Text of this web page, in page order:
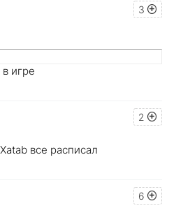
3
игре
2
все расписал
6